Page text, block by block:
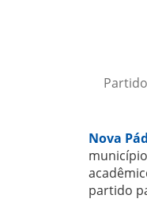
Nova
partido